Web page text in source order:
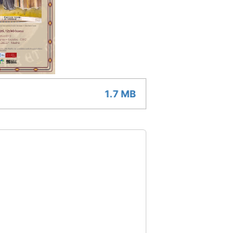
1.7 MB